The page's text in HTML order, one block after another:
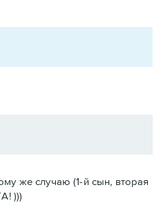
же случаю (1-й сын, вторая
)))